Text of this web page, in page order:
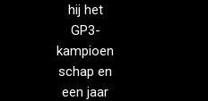
hij het
GP3-
kampioen
schap en
een jaar